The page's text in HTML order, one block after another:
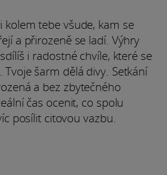
kolem tebe všude, kam se
a přirozeně se ladí. Výhry
i radostné chvíle, které se
šarm dělá divy. Setkání
a bez zbytečného
čas ocenit, co spolu
posílit citovou vazbu.